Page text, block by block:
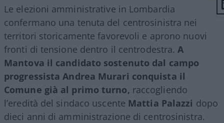
Le elezioni amministrative in Lombardia
confermano una tenuta del centrosinistra nei
territori storicamente favorevoli e aprono nuovi
fronti di tensione dentro il centrodestra.A
Mantova il candidato sostenuto dal campo
progressista Andrea Murari conquista il
Comune già al primo turno, raccogliendo
l’eredità del sindaco uscente Mattia Palazzi dopo
dieci anni di amministrazione di centrosinistra.